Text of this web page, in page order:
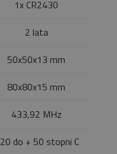
1x CR2430
2 lata
50x50x13 mm
80x80x15 mm
433,92 MHz
do + 50 stopni C